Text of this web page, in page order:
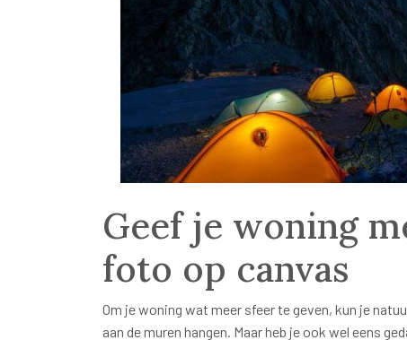
Geef je woning
foto op canvas
Om je woning wat meer sfeer te geven, kun je
aan de muren hangen. Maar heb je ook wel eens